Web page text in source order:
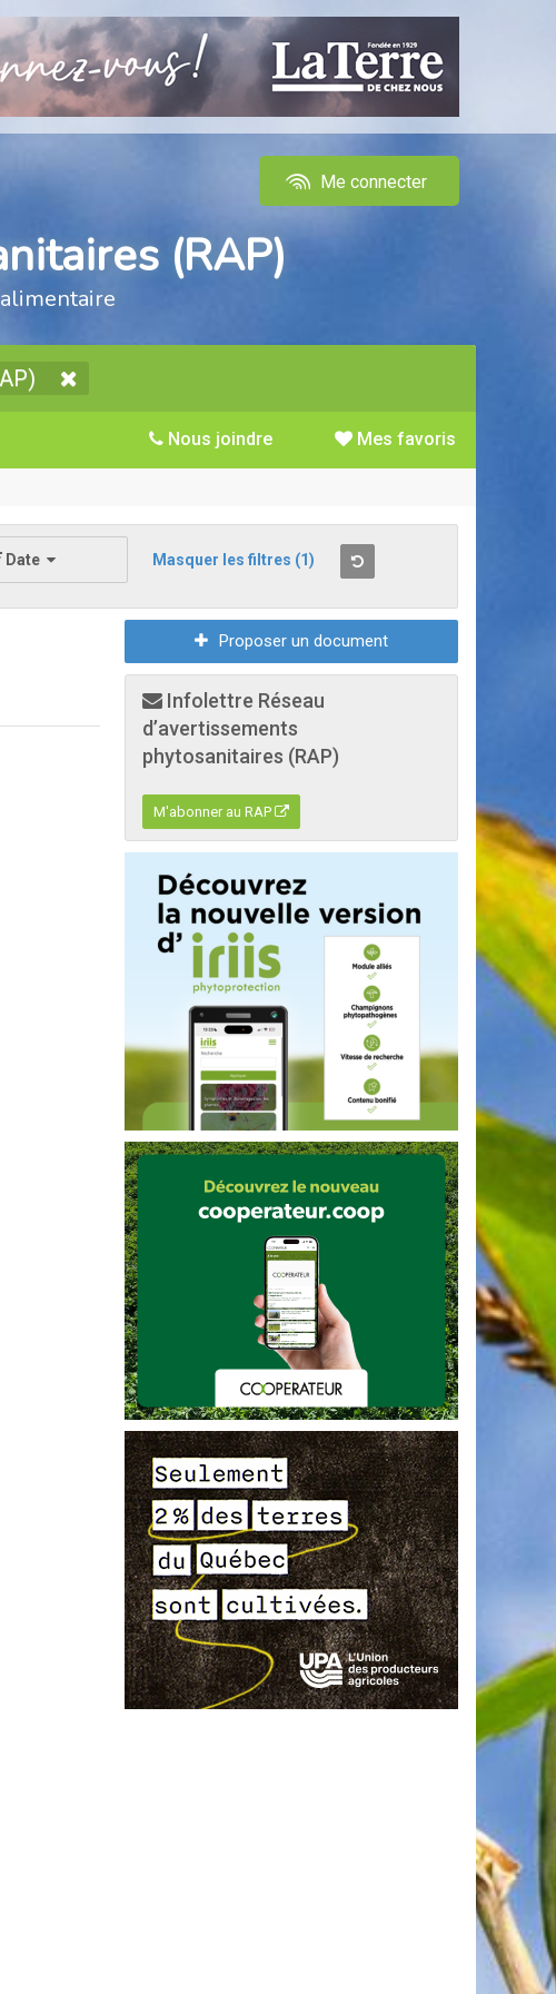
Me connecter
(RAP)
Mes favoris
Nous joindre
Date Masquer les filtres (1)
Proposer un document
Infolettre Réseau
d’avertissements
phytosanitaires (RAP)
M'abonner au RAP